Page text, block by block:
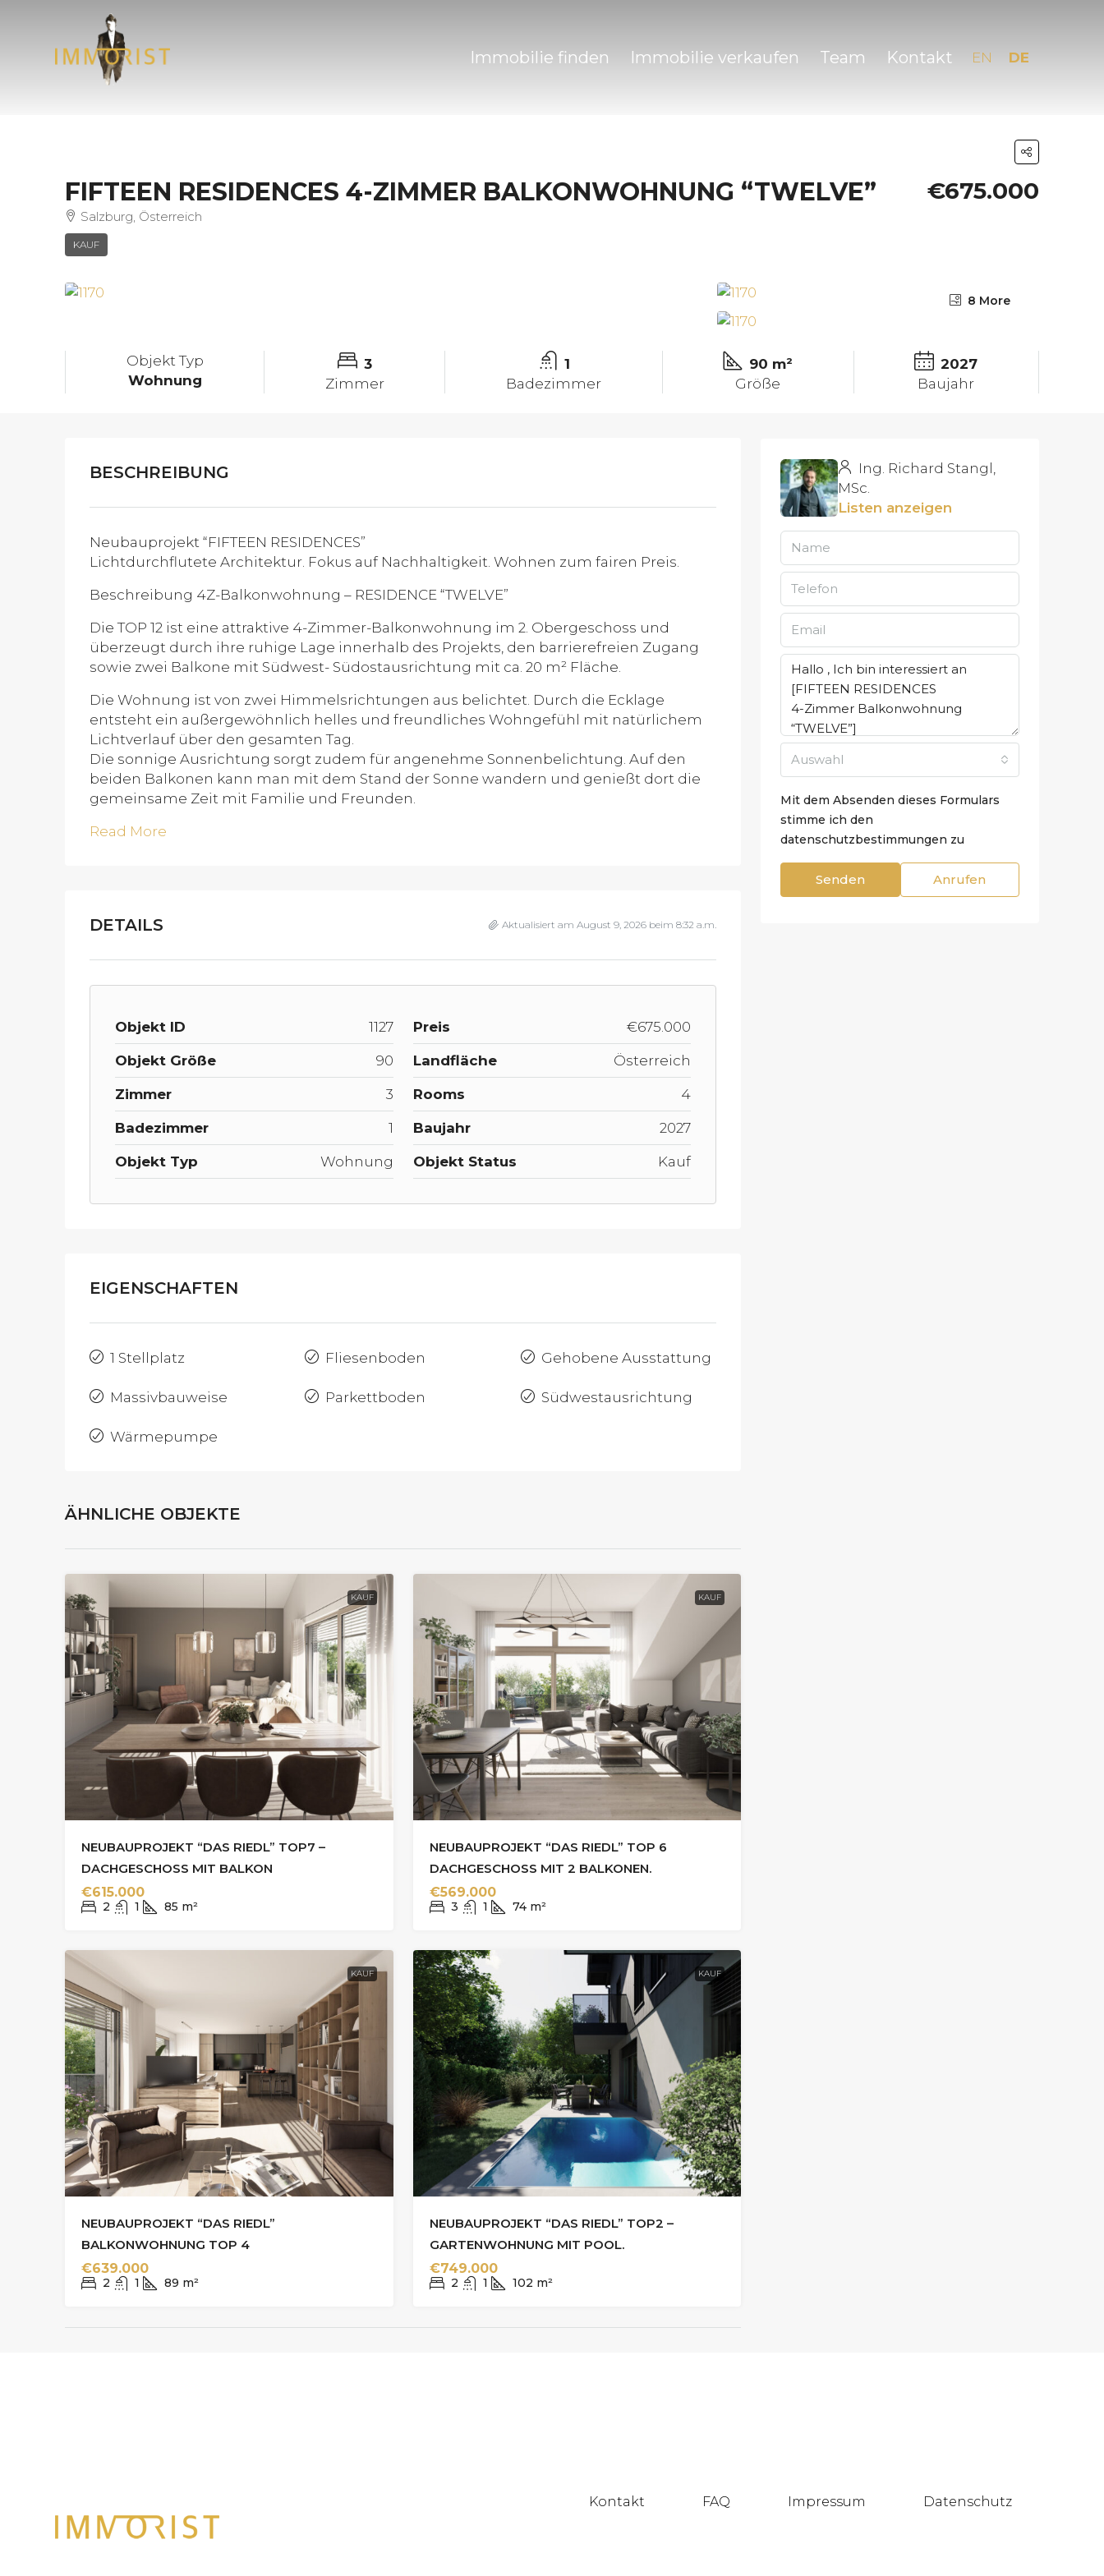
Immobilie finden Immobilie verkaufen Team Kontakt EN DE
FIFTEEN RESIDENCES 4-ZIMMER BALKONWOHNUNG “TWELVE”
Salzburg, Österreich
KAUF
€675.000
8 More
Objekt Typ
Wohnung
3
Zimmer
1
Badezimmer
90 m²
Größe
2027
Baujahr
BESCHREIBUNG
Neubauprojekt “FIFTEEN RESIDENCES”
Lichtdurchflutete Architektur. Fokus auf Nachhaltigkeit. Wohnen zum fairen Preis.
Beschreibung 4Z-Balkonwohnung – RESIDENCE “TWELVE”
Die TOP 12 ist eine attraktive 4-Zimmer-Balkonwohnung im 2. Obergeschoss und
überzeugt durch ihre ruhige Lage innerhalb des Projekts, den barrierefreien Zugang
sowie zwei Balkone mit Südwest- Südostausrichtung mit ca. 20 m² Fläche.
Die Wohnung ist von zwei Himmelsrichtungen aus belichtet. Durch die Ecklage
entsteht ein außergewöhnlich helles und freundliches Wohngefühl mit natürlichem
Lichtverlauf über den gesamten Tag.
Die sonnige Ausrichtung sorgt zudem für angenehme Sonnenbelichtung. Auf den
beiden Balkonen kann man mit dem Stand der Sonne wandern und genießt dort die
gemeinsame Zeit mit Familie und Freunden.
Read More
DETAILS Aktualisiert am August 9, 2026 beim 8:32 a.m.
Objekt ID 1127 Preis €675.000
Objekt Größe 90 Landfläche Österreich
Zimmer 3 Rooms 4
Badezimmer 1 Baujahr 2027
Objekt Typ Wohnung Objekt Status Kauf
EIGENSCHAFTEN
1 Stellplatz Fliesenboden Gehobene Ausstattung
Massivbauweise Parkettboden Südwestausrichtung
Wärmepumpe
ÄHNLICHE OBJEKTE
KAUF
NEUBAUPROJEKT “DAS RIEDL” TOP7 –
DACHGESCHOSS MIT BALKON
€615.000
2 1 85 m²
KAUF
NEUBAUPROJEKT “DAS RIEDL” TOP 6
DACHGESCHOSS MIT 2 BALKONEN.
€569.000
3 1 74 m²
KAUF
NEUBAUPROJEKT “DAS RIEDL”
BALKONWOHNUNG TOP 4
€639.000
2 1 89 m²
KAUF
NEUBAUPROJEKT “DAS RIEDL” TOP2 –
GARTENWOHNUNG MIT POOL.
€749.000
2 1 102 m²
Ing. Richard Stangl,
MSc.
Listen anzeigen
Auswahl
Mit dem Absenden dieses Formulars
stimme ich den
datenschutzbestimmungen zu
Senden Anrufen
Kontakt FAQ Impressum Datenschutz